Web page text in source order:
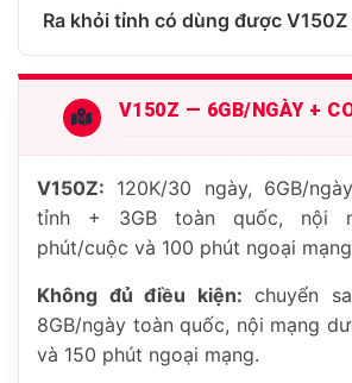
Ra khỏi tỉnh có dùng được
V150Z — 6GB/NGÀY +
V150Z: 120K/30 ngày, 6GB/
tỉnh + 3GB toàn quốc, nội
phút/cuộc và 100 phút ngoại
Không đủ điều kiện: chuyển
8GB/ngày toàn quốc, nội mạng
và 150 phút ngoại mạng.